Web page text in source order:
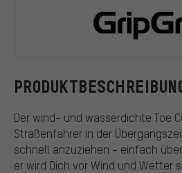
Der wind- und wasserdichte Toe
Straßenfahrer in der
schnell anzuziehen - einfach
er wird Dich vor Wind und Wetter